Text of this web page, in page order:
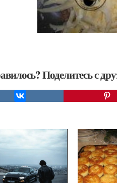
Поделитесь с